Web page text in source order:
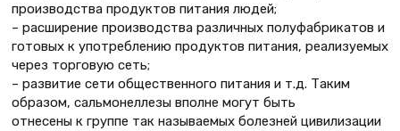
производства продуктов питания людей;
– расширение производства различных полуфабрикатов и
готовых к употреблению продуктов питания, реализуемых
через торговую сеть;
– развитие сети общественного питания и т.д. Таким
образом, сальмонеллезы вполне могут быть
отнесены к группе так называемых болезней цивилизации